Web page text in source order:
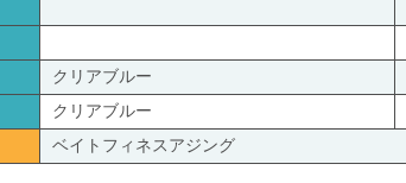
クリアブルー
クリアブルー
ベイトフィネスアジング